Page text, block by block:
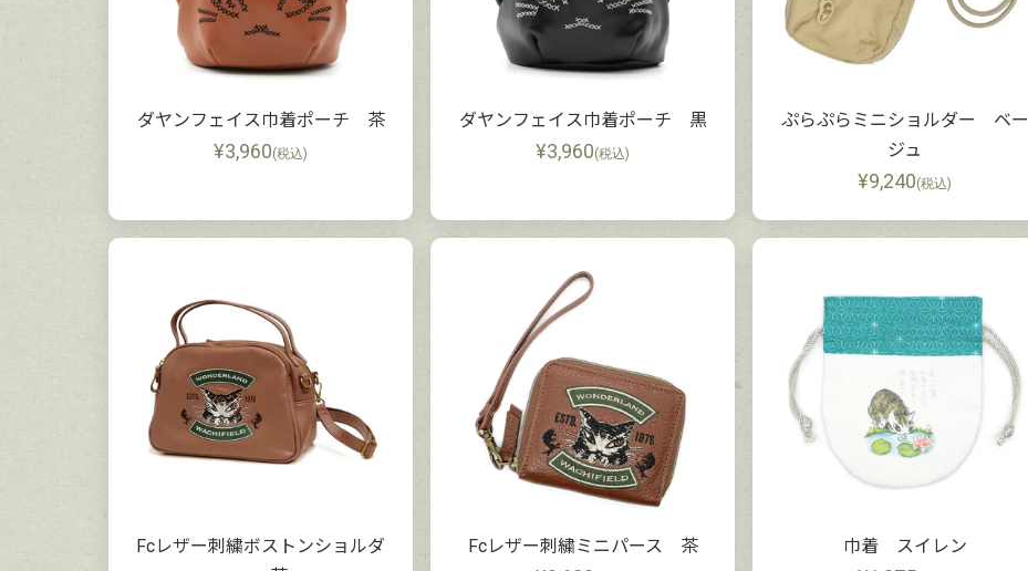
ダヤンフェイス巾着ポーチ 茶
¥3,960(税込)
ダヤンフェイス巾着ポーチ 黒
¥3,960(税込)
ぷらぷらミニショルダー ベー
ジュ
¥9,240(税込)
Fcレザー刺繍ボストンショルダ
Fcレザー刺繍ミニパース 茶 巾着 スイレン